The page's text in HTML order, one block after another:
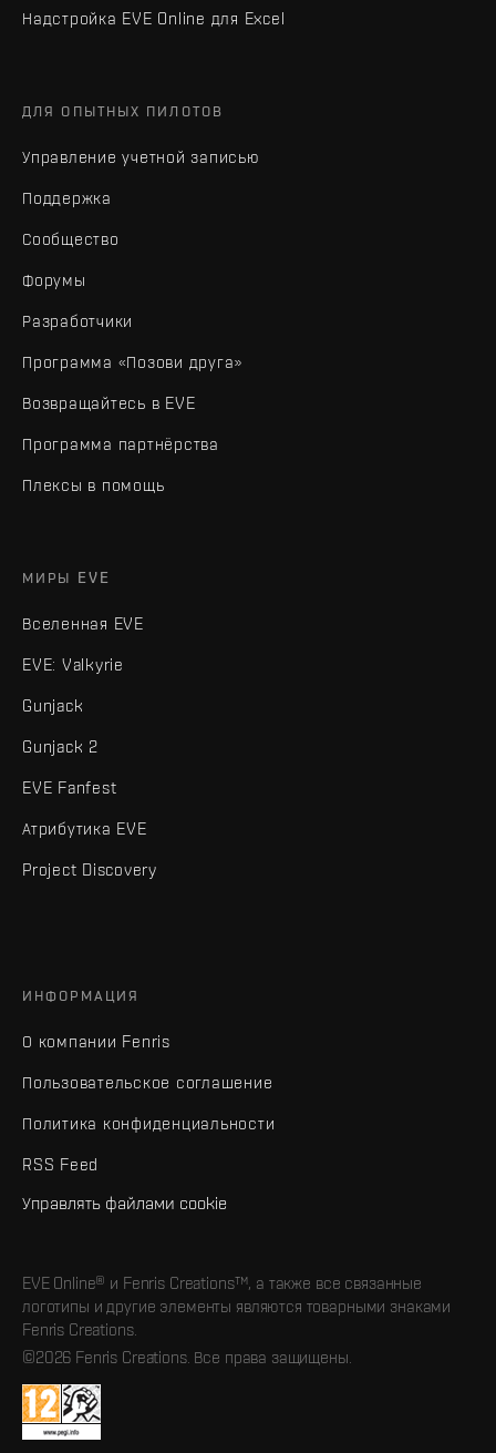
Надстройка EVE Online для Excel
ДЛЯ ОПЫТНЫХ ПИЛОТОВ
Управление учетной записью
Поддержка
Сообщество
Форумы
Разработчики
Программа «Позови друга»
Возвращайтесь в EVE
Программа партнёрства
Плексы в помощь
МИРЫ EVE
Вселенная EVE
EVE: Valkyrie
Gunjack
Gunjack 2
EVE Fanfest
Атрибутика EVE
Project Discovery
ИНФОРМАЦИЯ
О компании Fenris
Пользовательское соглашение
Политика конфиденциальности
RSS Feed
Управлять файлами cookie
EVE Online® и Fenris Creations™, а также все связанные
логотипы и другие элементы являются товарными знаками
Fenris Creations.
©2026 Fenris Creations. Все права защищены.